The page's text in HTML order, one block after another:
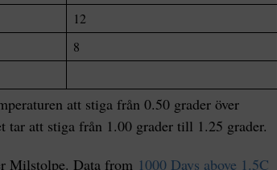
12
8
att stiga från 0.50 grader över
att stiga från 1.00 grader till 1.25 grader.
Milstolpe. Data from 1000 Days above 1.5C